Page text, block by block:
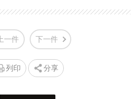
上一件 下一件
列印 分享